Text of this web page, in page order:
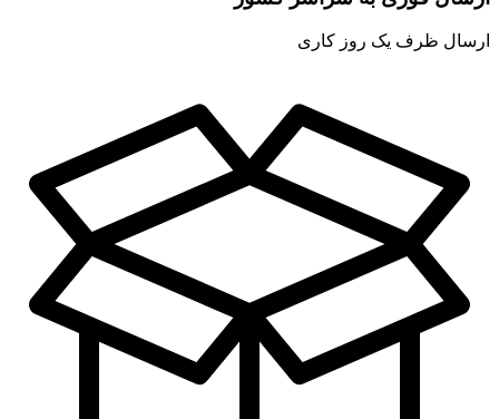
ارسال ظرف یک روز کاری